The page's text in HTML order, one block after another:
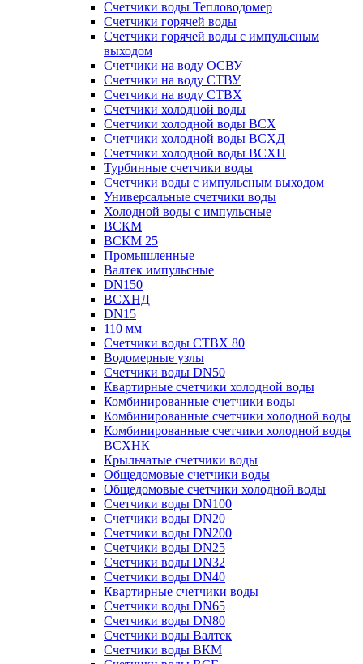
Счетчики воды Тепловодомер
Счетчики горячей воды
Счетчики горячей воды с импульсным
выходом
Счетчики на воду ОСВУ
Счетчики на воду СТВУ
Счетчики на воду СТВХ
Счетчики холодной воды
Счетчики холодной воды ВСХ
Счетчики холодной воды ВСХД
Счетчики холодной воды ВСХН
Турбинные счетчики воды
Счетчики воды с импульсным выходом
Универсальные счетчики воды
Холодной воды с импульсные
ВСКМ
ВСКМ 25
Промышленные
Валтек импульсные
DN150
ВСХНД
DN15
110 мм
Счетчики воды СТВХ 80
Водомерные узлы
Счетчики воды DN50
Квартирные счетчики холодной воды
Комбинированные счетчики воды
Комбинированные счетчики холодной воды
Комбинированные счетчики холодной воды
ВСХНК
Крыльчатые счетчики воды
Общедомовые счетчики воды
Общедомовые счетчики холодной воды
Счетчики воды DN100
Счетчики воды DN20
Счетчики воды DN200
Счетчики воды DN25
Счетчики воды DN32
Счетчики воды DN40
Квартирные счетчики воды
Счетчики воды DN65
Счетчики воды DN80
Счетчики воды Валтек
Счетчики воды ВКМ